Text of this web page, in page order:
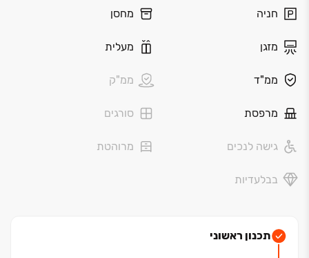
חניה מחסן
מזגן מעלית
ממ"ד ממ"ק
מרפסת סורגים
גישה לנכים מרוהטת
בבלעדיות
תכנון ראשוני